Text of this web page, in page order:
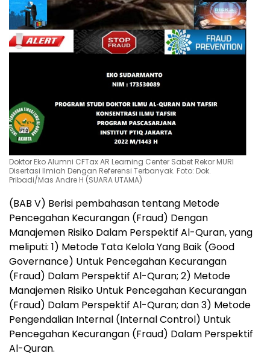
Doktor Eko Alumni CFTax AR Learning Center Sabet Rekor MURI
Disertasi Ilmiah Dengan Referensi Terbanyak. Foto: Dok.
Pribadi/Mas Andre H (SUARA UTAMA)
(BAB V) Berisi pembahasan tentang Metode
Pencegahan Kecurangan (Fraud) Dengan
Manajemen Risiko Dalam Perspektif Al-Quran, yang
meliputi: 1) Metode Tata Kelola Yang Baik (Good
Governance) Untuk Pencegahan Kecurangan
(Fraud) Dalam Perspektif Al-Quran; 2) Metode
Manajemen Risiko Untuk Pencegahan Kecurangan
(Fraud) Dalam Perspektif Al-Quran; dan 3) Metode
Pengendalian Internal (Internal Control) Untuk
Pencegahan Kecurangan (Fraud) Dalam Perspektif
Al-Quran.